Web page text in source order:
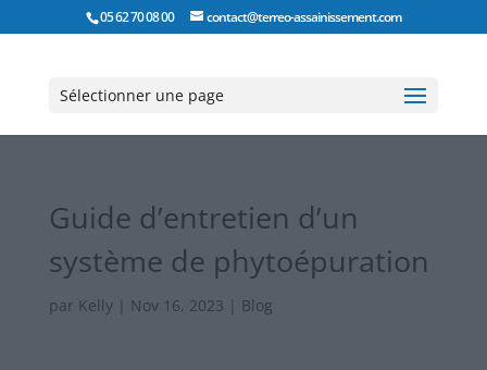
05 62 70 08 00 contact@terreo-assainissement.com
Sélectionner une page
Guide d’entretien d’un
système de phytoépuration
par Kelly| Nov 16, 2023 | Blog